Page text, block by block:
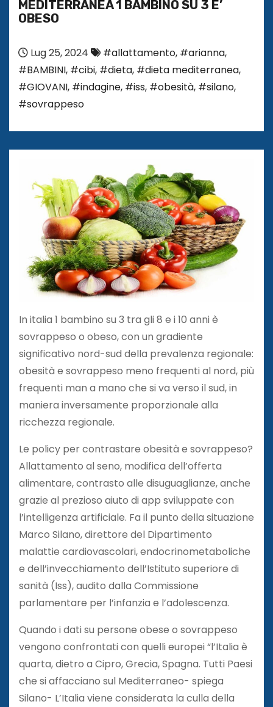
MEDITERRANEA 1 BAMBINO SU 3 E’
OBESO
Lug 25, 2024 #allattamento, #arianna,
#BAMBINI, #cibi, #dieta, #dieta mediterranea,
#GIOVANI, #indagine, #iss, #obesità, #silano,
#sovrappeso
In italia 1 bambino su 3 tra gli 8 e i 10 anni è
sovrappeso o obeso, con un gradiente
significativo nord-sud della prevalenza regionale:
obesità e sovrappeso meno frequenti al nord, più
frequenti man a mano che si va verso il sud, in
maniera inversamente proporzionale alla
ricchezza regionale.
Le policy per contrastare obesità e sovrappeso?
Allattamento al seno, modifica dell’offerta
alimentare, contrasto alle disuguaglianze, anche
grazie al prezioso aiuto di app sviluppate con
l’intelligenza artificiale. Fa il punto della situazione
Marco Silano, direttore del Dipartimento
malattie cardiovascolari, endocrinometaboliche
e dell’invecchiamento dell’Istituto superiore di
sanità (Iss), audito dalla Commissione
parlamentare per l’infanzia e l’adolescenza.
Quando i dati su persone obese o sovrappeso
vengono confrontati con quelli europei “l’Italia è
quarta, dietro a Cipro, Grecia, Spagna. Tutti Paesi
che si affacciano sul Mediterraneo- spiega
Silano- L’Italia viene considerata la culla della